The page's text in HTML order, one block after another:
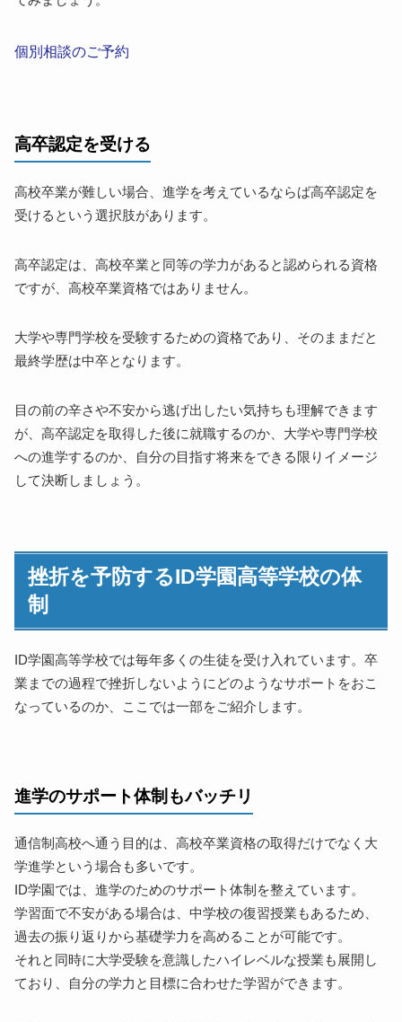
個別相談のご予約
高卒認定を受ける
高校卒業が難しい場合、進学を考えているならば高卒認定を
受けるという選択肢があります。
高卒認定は、高校卒業と同等の学力があると認められる資格
ですが、高校卒業資格ではありません。
大学や専門学校を受験するための資格であり、そのままだと
最終学歴は中卒となります。
目の前の辛さや不安から逃げ出したい気持ちも理解できます
が、高卒認定を取得した後に就職するのか、大学や専門学校
への進学するのか、自分の目指す将来をできる限りイメージ
して決断しましょう。
挫折を予防するID学園高等学校の体
制
ID学園高等学校では毎年多くの生徒を受け入れています。卒
業までの過程で挫折しないようにどのようなサポートをおこ
なっているのか、ここでは一部をご紹介します。
進学のサポート体制もバッチリ
通信制高校へ通う目的は、高校卒業資格の取得だけでなく大
学進学という場合も多いです。
ID学園では、進学のためのサポート体制を整えています。
学習面で不安がある場合は、中学校の復習授業もあるため、
過去の振り返りから基礎学力を高めることが可能です。
それと同時に大学受験を意識したハイレベルな授業も展開し
ており、自分の学力と目標に合わせた学習ができます。